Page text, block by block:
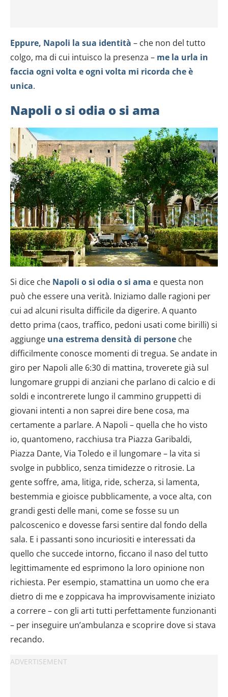
Eppure, Napoli la sua identità – che non del tutto
colgo, ma di cui intuisco la presenza – me la urla in
faccia ogni volta e ogni volta mi ricorda che è
unica.
Napoli o si odia o si ama
Si dice che Napoli o si odia o si ama e questa non
può che essere una verità. Iniziamo dalle ragioni per
cui ad alcuni risulta difficile da digerire. A quanto
detto prima (caos, traffico, pedoni usati come birilli) si
aggiunge una estrema densità di persone che
difficilmente conosce momenti di tregua. Se andate in
giro per Napoli alle 6:30 di mattina, troverete già sul
lungomare gruppi di anziani che parlano di calcio e di
soldi e incontrerete lungo il cammino gruppetti di
giovani intenti a non saprei dire bene cosa, ma
certamente a parlare. A Napoli – quella che ho visto
io, quantomeno, racchiusa tra Piazza Garibaldi,
Piazza Dante, Via Toledo e il lungomare – la vita si
svolge in pubblico, senza timidezze o ritrosie. La
gente soffre, ama, litiga, ride, scherza, si lamenta,
bestemmia e gioisce pubblicamente, a voce alta, con
grandi gesti delle mani, come se fosse su un
palcoscenico e dovesse farsi sentire dal fondo della
sala. E i passanti sono incuriositi e interessati da
quello che succede intorno, ficcano il naso del tutto
legittimamente ed esprimono la loro opinione non
richiesta. Per esempio, stamattina un uomo che era
dietro di me e zoppicava ha improvvisamente iniziato
a correre – con gli arti tutti perfettamente funzionanti
– per inseguire un’ambulanza e scoprire dove si stava
recando.